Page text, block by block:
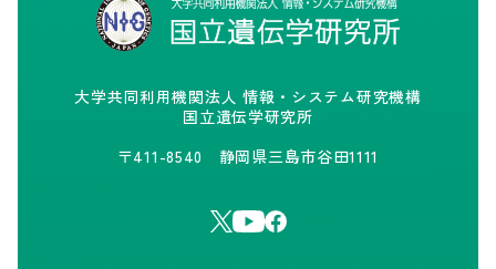
大学共同利用機関法人 情報・システム研究機構
国立遺伝学研究所
〒411-8540 静岡県三島市谷田1111